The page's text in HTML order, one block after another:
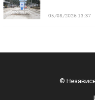
05/08/2026 13:37
©